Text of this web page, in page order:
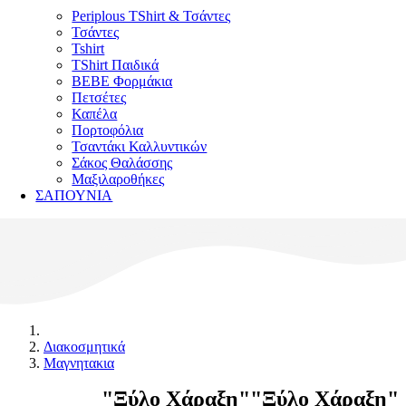
Periplous TShirt & Τσάντες
Τσάντες
Tshirt
TShirt Παιδικά
ΒΕΒΕ Φορμάκια
Πετσέτες
Καπέλα
Πορτοφόλια
Τσαντάκι Καλλυντικών
Σάκος Θαλάσσης
Μαξιλαροθήκες
ΣΑΠΟΥΝΙΑ
Διακοσμητικά
Μαγνητακια
"Ξύλο Χάραξη"
"Ξύλο Χάραξη"